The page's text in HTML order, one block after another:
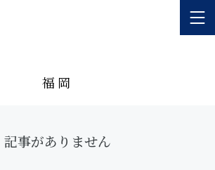
福岡
記事がありません